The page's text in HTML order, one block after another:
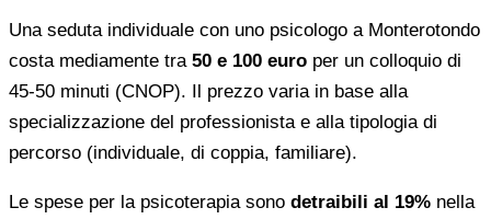
Una seduta individuale con uno psicologo a Monterotondo
costa mediamente tra 50 e 100 euro per un colloquio di
45-50 minuti (CNOP). Il prezzo varia in base alla
specializzazione del professionista e alla tipologia di
percorso (individuale, di coppia, familiare).
Le spese per la psicoterapia sono detraibili al 19% nella